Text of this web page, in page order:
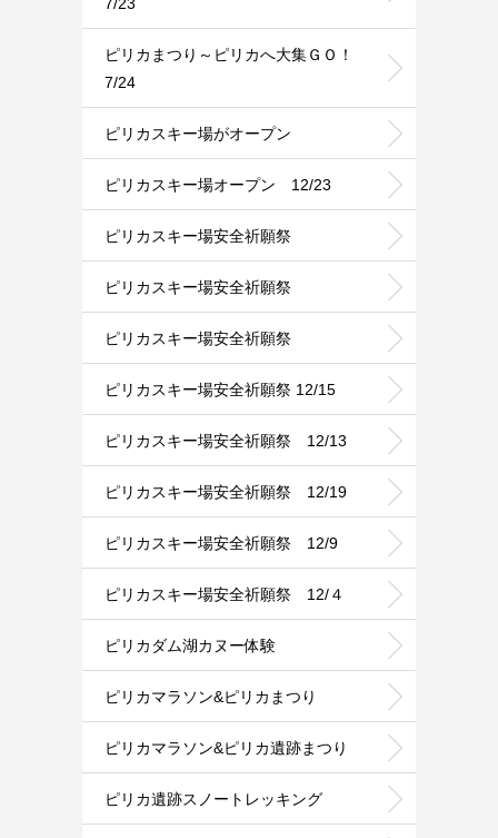
ピリカまつり～ピリカへ大集ＧＯ！
7/24
ピリカスキー場がオープン
ピリカスキー場オープン 12/23
ピリカスキー場安全祈願祭
ピリカスキー場安全祈願祭
ピリカスキー場安全祈願祭
ピリカスキー場安全祈願祭 12/15
ピリカスキー場安全祈願祭 12/13
ピリカスキー場安全祈願祭 12/19
ピリカスキー場安全祈願祭 12/9
ピリカスキー場安全祈願祭 12/４
ピリカダム湖カヌー体験
ピリカマラソン&ピリカまつり
ピリカマラソン&ピリカ遺跡まつり
ピリカ遺跡スノートレッキング